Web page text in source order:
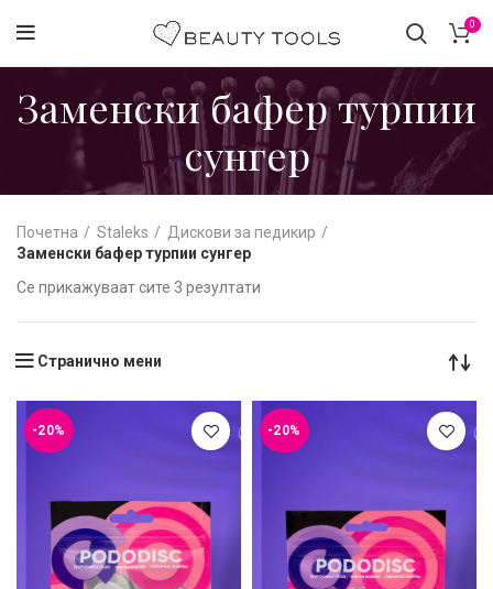
0
Заменски бафер турпии
сунгер
Почетна Staleks
Дискови за педикир
Заменски бафер турпии сунгер
Се прикажуваат сите 3 резултати
Странично мени
-20% -20%